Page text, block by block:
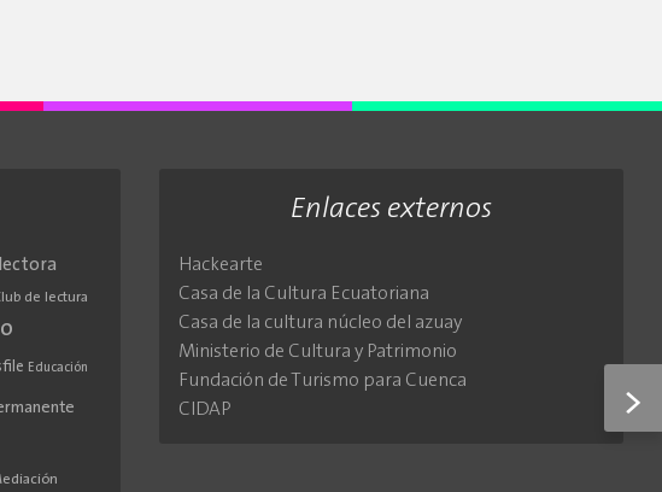
>
de lectura
Educación
Enlaces externos
Hackearte
Casa de la Cultura Ecuatoriana
Casa de la cultura núcleo del azuay
Ministerio de Cultura y Patrimonio
Fundación de Turismo para Cuenca
CIDAP